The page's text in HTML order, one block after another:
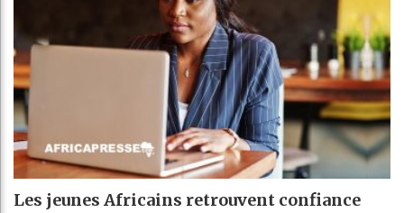
Les jeunes Africains retrouvent confiance